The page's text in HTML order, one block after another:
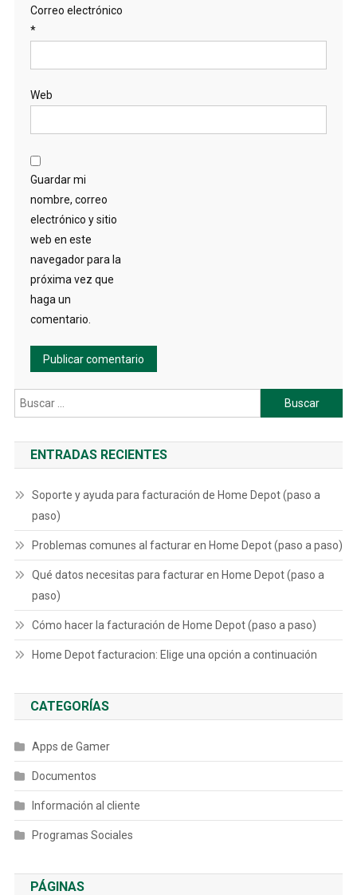
Correo electrónico
*
Web
Guardar mi
nombre, correo
electrónico y sitio
web en este
navegador para la
próxima vez que
haga un
comentario.
Buscar:
ENTRADAS RECIENTES
Soporte y ayuda para facturación de Home Depot (paso a
paso)
Problemas comunes al facturar en Home Depot (paso a paso)
Qué datos necesitas para facturar en Home Depot (paso a
paso)
Cómo hacer la facturación de Home Depot (paso a paso)
Home Depot facturacion: Elige una opción a continuación
CATEGORÍAS
Apps de Gamer
Documentos
Información al cliente
Programas Sociales
PÁGINAS